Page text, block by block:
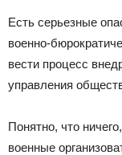
Есть серьезные
военно-
вести процесс
управления
Понятно, что
военные